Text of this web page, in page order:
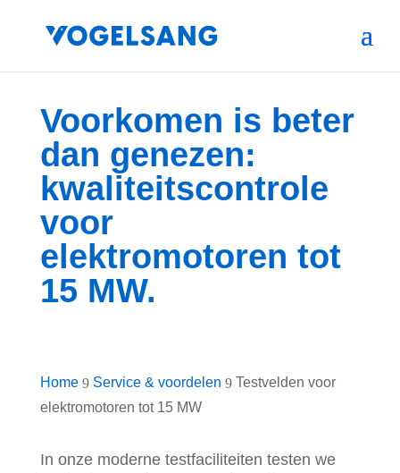
Voorkomen is beter
dan genezen:
kwaliteitscontrole
voor
elektromotoren tot
15 MW.
Home 9 Service & voordelen 9 Testvelden voor
elektromotoren tot 15 MW
In onze moderne testfaciliteiten testen we